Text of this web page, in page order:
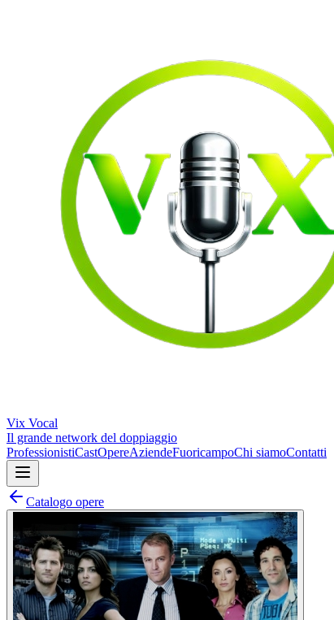
Vix Vocal
Il grande network del doppiaggio
ProfessionistiCastOpereAziendeFuoricampoChi siamoContatti
Catalogo opere